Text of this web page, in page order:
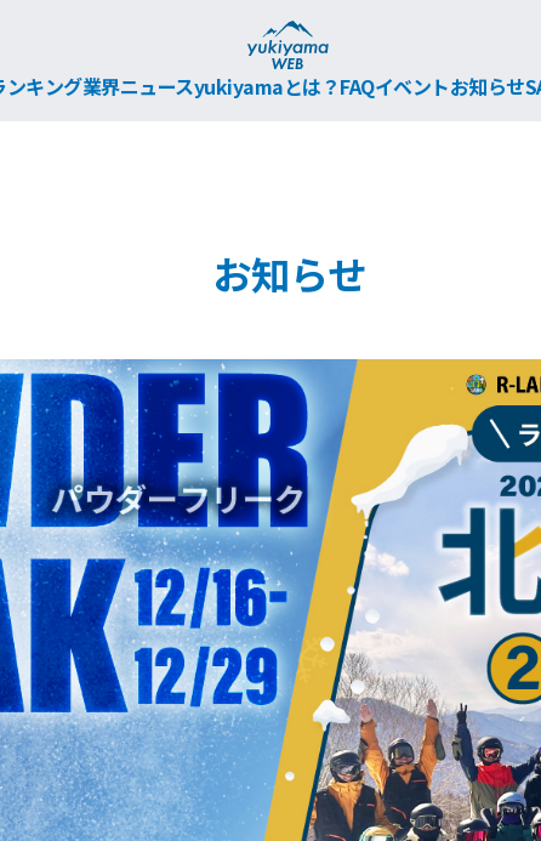
ンキング業界ニュースyukiyamaとは？FAQイベントお知らせ
お知らせ